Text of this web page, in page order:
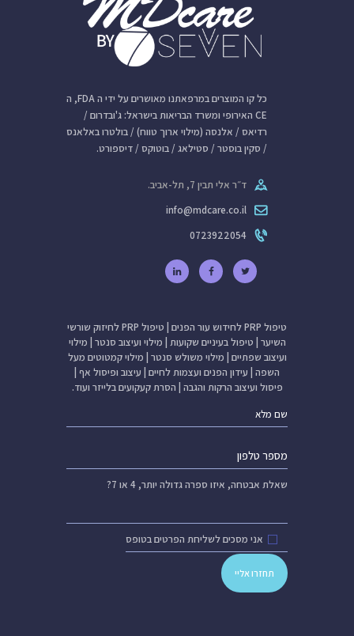
כל קו המוצרים במרפאתנו מאושרים על ידי ה FDA, ה
CE האירופי ומשרד הבריאות בישראל: ג'ובדרום /
רדיאס / אלנסה (מילוי ארוך טווח) / בולטרו באלאנס
/ סקין בוסטר / סטילאג / בוטוקס / דיספורט.
ד״ר אלי תבין 7, תל-אביב.
info@mdcare.co.il
0723922054
טיפול PRP לחידוש עור הפנים
טיפול PRP לחיזוק שורשי
השיער טיפול בעיניים שקועות מילוי ועיצוב סנטר מילוי
ועיצוב שפתיים מילוי משולש סנטר מילוי קמטוטים מעל
השפה עידון הפנים ועצמות לחיים עיצוב ופיסול אף
פיסול ועיצוב הרקות והגבה הסרת קעקועים בלייזר ועוד.
שאלת אבטחה, איזו ספרה גדולה יותר, 4 או 7?
אני מסכים לשליחת הפרטים בטופס